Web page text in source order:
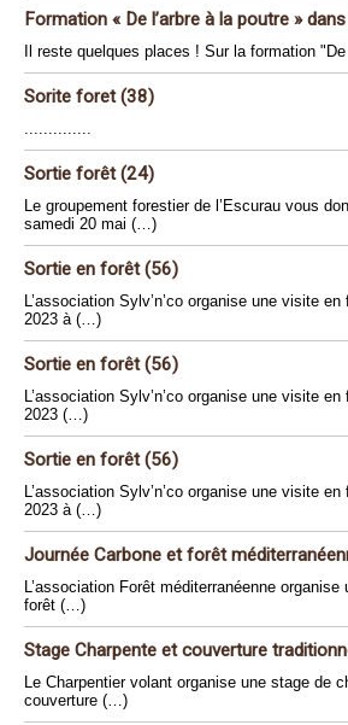
Formation « De l’arbre à la poutre »
Il reste quelques places ! Sur la formation
Sorite foret (38)
..............
Sortie forêt (24)
Le groupement forestier de l’Escurau vous
samedi 20 mai (…)
Sortie en forêt (56)
L’association Sylv’n’co organise une visite
2023 à (…)
Sortie en forêt (56)
L’association Sylv’n’co organise une visite
2023 (…)
Sortie en forêt (56)
L’association Sylv’n’co organise une visite
2023 à (…)
Journée Carbone et forêt
L’association Forêt méditerranéenne
forêt (…)
Stage Charpente et couverture
Le Charpentier volant organise une stage de
couverture (…)